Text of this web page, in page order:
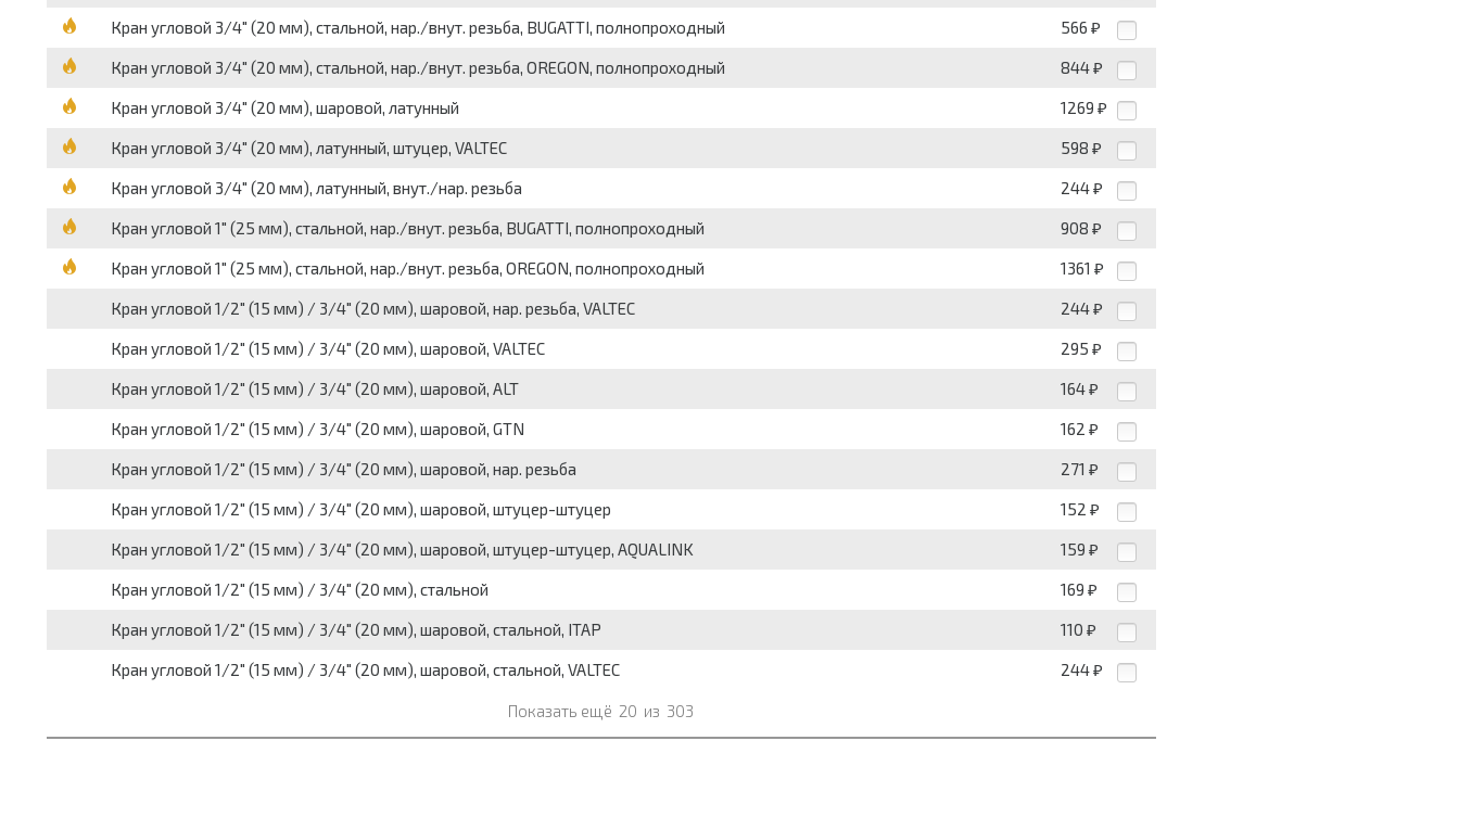
Кран угловой 3/4" (20 мм), стальной, нар./внут. резьба, BUGATTI, полнопроходный 566 ₽
Кран угловой 3/4" (20 мм), стальной, нар./внут. резьба, OREGON, полнопроходный 844 ₽
Кран угловой 3/4" (20 мм), шаровой, латунный 1269 ₽
Кран угловой 3/4" (20 мм), латунный, штуцер, VALTEC 598 ₽
Кран угловой 3/4" (20 мм), латунный, внут./нар. резьба 244 ₽
Кран угловой 1" (25 мм), стальной, нар./внут. резьба, BUGATTI, полнопроходный 908 ₽
Кран угловой 1" (25 мм), стальной, нар./внут. резьба, OREGON, полнопроходный 1361 ₽
Кран угловой 1/2" (15 мм) / 3/4" (20 мм), шаровой, нар. резьба, VALTEC 244 ₽
Кран угловой 1/2" (15 мм) / 3/4" (20 мм), шаровой, VALTEC 295 ₽
Кран угловой 1/2" (15 мм) / 3/4" (20 мм), шаровой, ALT 164 ₽
Кран угловой 1/2" (15 мм) / 3/4" (20 мм), шаровой, GTN 162 ₽
Кран угловой 1/2" (15 мм) / 3/4" (20 мм), шаровой, нар. резьба 271 ₽
Кран угловой 1/2" (15 мм) / 3/4" (20 мм), шаровой, штуцер-штуцер 152 ₽
Кран угловой 1/2" (15 мм) / 3/4" (20 мм), шаровой, штуцер-штуцер, AQUALINK 159 ₽
Кран угловой 1/2" (15 мм) / 3/4" (20 мм), стальной 169 ₽
Кран угловой 1/2" (15 мм) / 3/4" (20 мм), шаровой, стальной, ITAP 110 ₽
Кран угловой 1/2" (15 мм) / 3/4" (20 мм), шаровой, стальной, VALTEC 244 ₽
Показать ещё 20 из 303